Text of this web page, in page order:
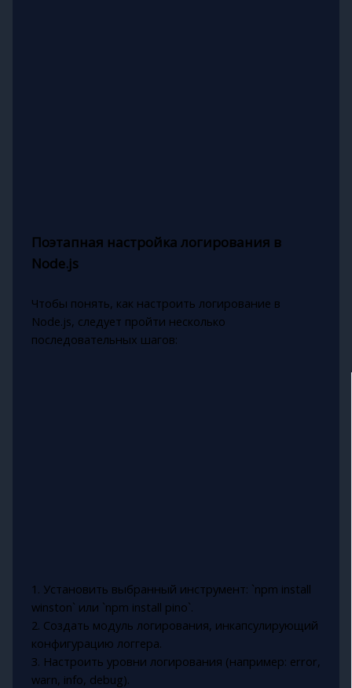
Поэтапная настройка логирования в
Node.js
Чтобы понять, как настроить логирование в
Node.js, следует пройти несколько
последовательных шагов:
1. Установить выбранный инструмент: `npm install
winston` или `npm install pino`.
2. Создать модуль логирования, инкапсулирующий
конфигурацию логгера.
3. Настроить уровни логирования (например: error,
warn, info, debug).